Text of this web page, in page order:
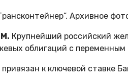
Архивное
Крупнейший российский
облигаций с
привязан к ключевой ставке